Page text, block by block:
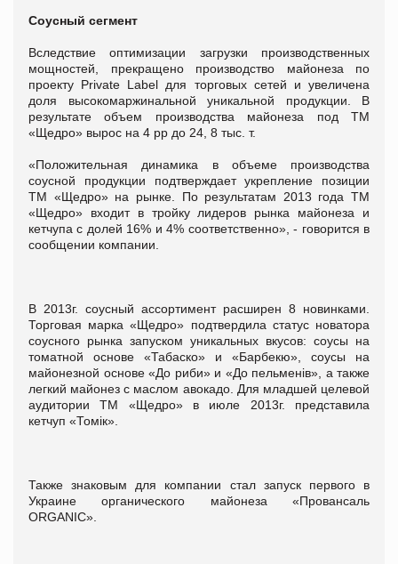
Соусный сегмент
Вследствие оптимизации загрузки производственных
мощностей, прекращено производство майонеза по
проекту Private Label для торговых сетей и увеличена
доля высокомаржинальной уникальной продукции. В
результате объем производства майонеза под ТМ
«Щедро» вырос на 4 pр до 24, 8 тыс. т.
«Положительная динамика в объеме производства
соусной продукции подтверждает укрепление позиции
ТМ «Щедро» на рынке. По результатам 2013 года ТМ
«Щедро» входит в тройку лидеров рынка майонеза и
кетчупа с долей 16% и 4% соответственно», - говорится в
сообщении компании.
В 2013г. соусный ассортимент расширен 8 новинками.
Торговая марка «Щедро» подтвердила статус новатора
соусного рынка запуском уникальных вкусов: соусы на
томатной основе «Табаско» и «Барбекю», соусы на
майонезной основе «До риби» и «До пельменів», а также
легкий майонез с маслом авокадо. Для младшей целевой
аудитории ТМ «Щедро» в июле 2013г. представила
кетчуп «Томік».
Также знаковым для компании стал запуск первого в
Украине органического майонеза «Провансаль
ORGANIC».